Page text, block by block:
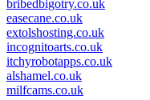
bribedbigotry.co.uk
easecane.co.uk
extolshosting.co.uk
incognitoarts.co.uk
itchyrobotapps.co.uk
alshamel.co.uk
milfcams.co.uk